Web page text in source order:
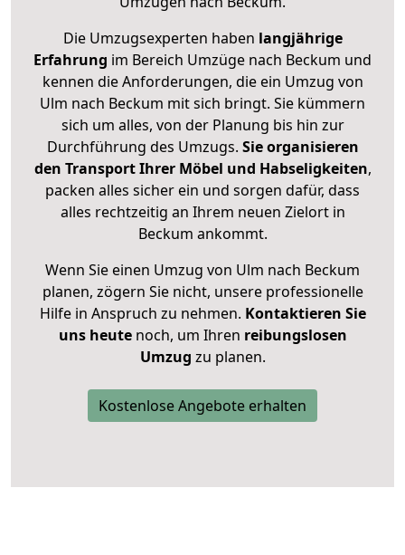
Die Umzugsexperten haben langjährige
Erfahrung im Bereich Umzüge nach Beckum und
kennen die Anforderungen, die ein Umzug von
Ulm nach Beckum mit sich bringt. Sie kümmern
sich um alles, von der Planung bis hin zur
Durchführung des Umzugs. Sie organisieren
den Transport Ihrer Möbel und Habseligkeiten,
packen alles sicher ein und sorgen dafür, dass
alles rechtzeitig an Ihrem neuen Zielort in
Beckum ankommt.
Wenn Sie einen Umzug von Ulm nach Beckum
planen, zögern Sie nicht, unsere professionelle
Hilfe in Anspruch zu nehmen. Kontaktieren Sie
uns heutenoch, um Ihren reibungslosen
Umzug zu planen.
Kostenlose Angebote erhalten